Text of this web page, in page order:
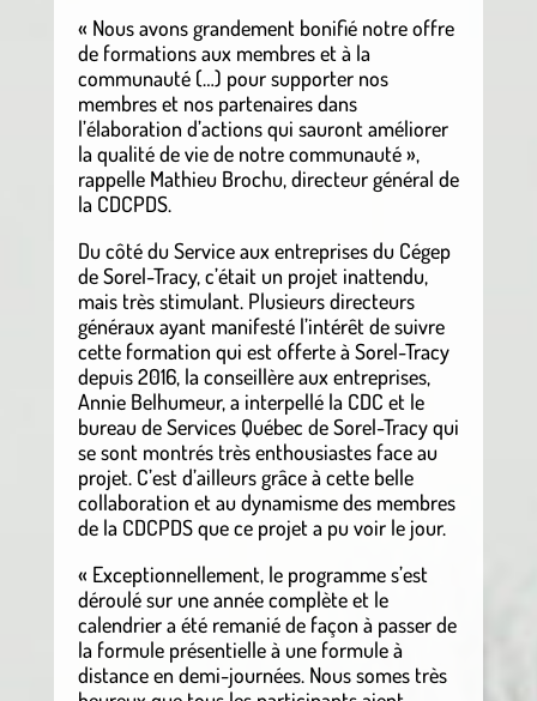
« Nous avons grandement bonifié notre offre
de formations aux membres et à la
communauté (…) pour supporter nos
membres et nos partenaires dans
l’élaboration d’actions qui sauront améliorer
la qualité de vie de notre communauté »,
rappelle Mathieu Brochu, directeur général de
la CDCPDS.
Du côté du Service aux entreprises du Cégep
de Sorel-Tracy, c’était un projet inattendu,
mais très stimulant. Plusieurs directeurs
généraux ayant manifesté l’intérêt de suivre
cette formation qui est offerte à Sorel-Tracy
depuis 2016, la conseillère aux entreprises,
Annie Belhumeur, a interpellé la CDC et le
bureau de Services Québec de Sorel-Tracy qui
se sont montrés très enthousiastes face au
projet. C’est d’ailleurs grâce à cette belle
collaboration et au dynamisme des membres
de la CDCPDS que ce projet a pu voir le jour.
« Exceptionnellement, le programme s’est
déroulé sur une année complète et le
calendrier a été remanié de façon à passer de
la formule présentielle à une formule à
distance en demi-journées. Nous somes très